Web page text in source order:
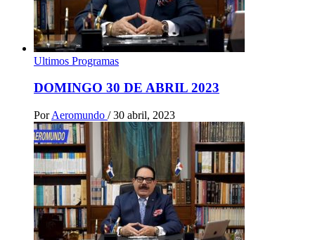
Ultimos Programas
DOMINGO 30 DE ABRIL 2023
Por Aeromundo / 30 abril, 2023